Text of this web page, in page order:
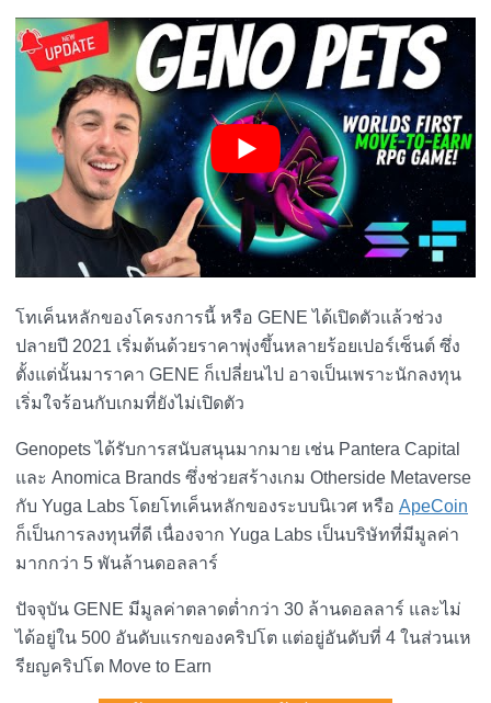
โทเค็นหลักของโครงการนี้ หรือ GENE ได้เปิดตัวแล้วช่วง
ปลายปี 2021 เริ่มต้นด้วยราคาพุ่งขึ้นหลายร้อยเปอร์เซ็นต์ ซึ่ง
ตั้งแต่นั้นมาราคา GENE ก็เปลี่ยนไป อาจเป็นเพราะนักลงทุน
เริ่มใจร้อนกับเกมที่ยังไม่เปิดตัว
Genopets ได้รับการสนับสนุนมากมาย เช่น Pantera Capital
และ Anomica Brands ซึ่งช่วยสร้างเกม Otherside Metaverse
กับ Yuga Labs โดยโทเค็นหลักของระบบนิเวศ หรือ ApeCoin
ก็เป็นการลงทุนที่ดี เนื่องจาก Yuga Labs เป็นบริษัทที่มีมูลค่า
มากกว่า 5 พันล้านดอลลาร์
ปัจจุบัน GENE มีมูลค่าตลาดต่ำกว่า 30 ล้านดอลลาร์ และไม่
ได้อยู่ใน 500 อันดับแรกของคริปโต แต่อยู่อันดับที่ 4 ในส่วนเห
รียญคริปโต Move to Earn